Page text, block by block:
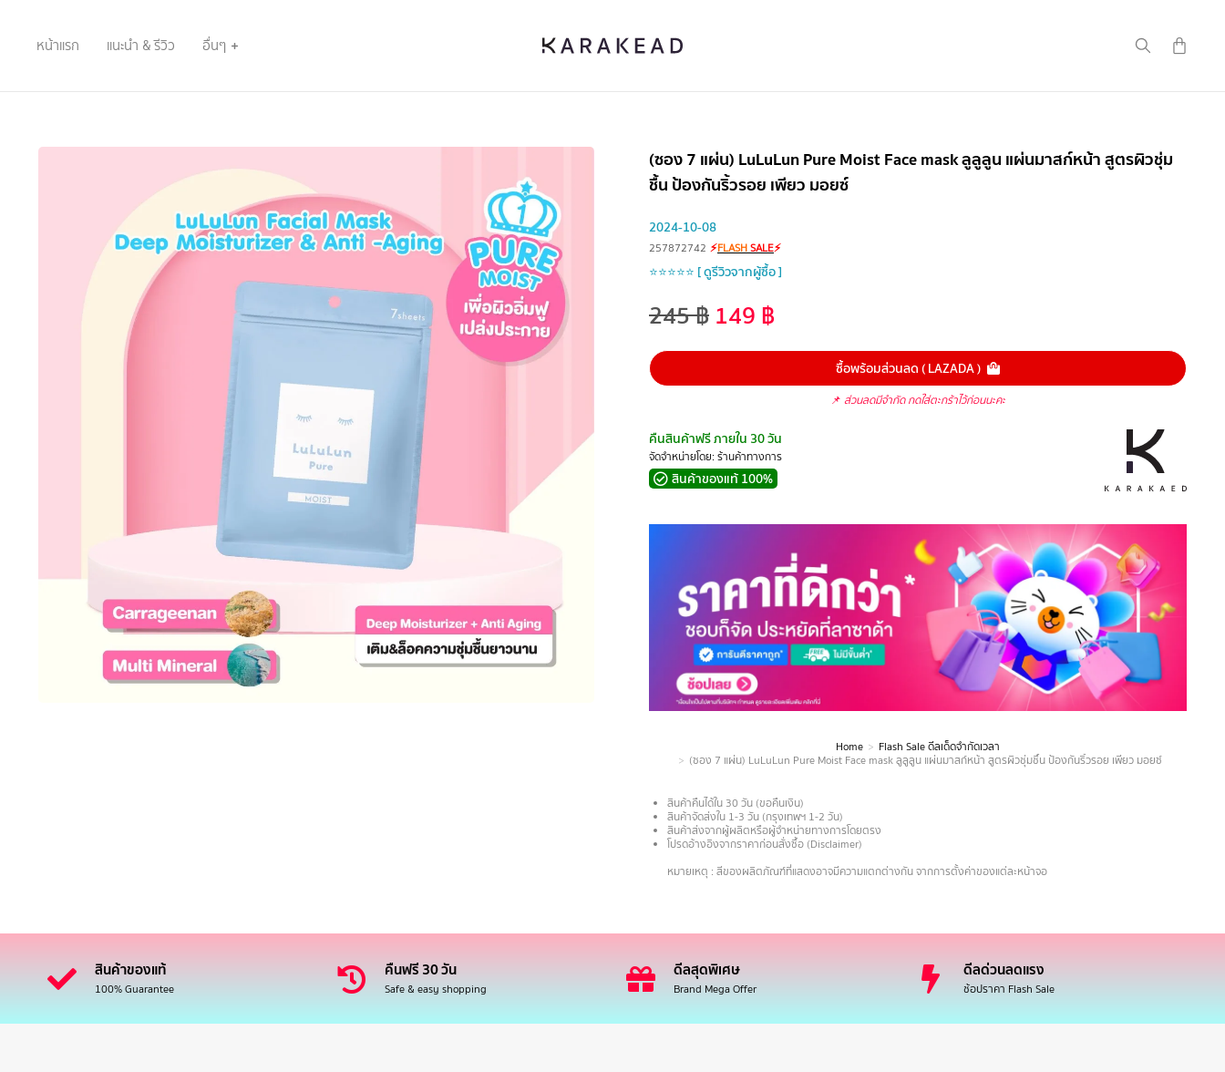
หน้าแรก แนะนำ & รีวิว อื่นๆ
(ซอง 7 แผ่น) LuLuLun Pure Moist Face mask ลูลูลูน แผ่นมาสก์หน้า สูตรผิวชุ่ม
ชื้น ป้องกันริ้วรอย เพียว มอยซ์
2024-10-08
257872742 ⚡FLASHSALE⚡
⭐⭐⭐⭐⭐ [ ดูรีวิวจากผู้ซื้อ ]
245฿149฿
ซื้อพร้อมส่วนลด ( LAZADA )
📌 ส่วนลดมีจำกัด กดใส่ตะกร้าไว้ก่อนนะคะ
คืนสินค้าฟรี ภายใน 30 วัน
จัดจำหน่ายโดย: ร้านค้าทางการ
สินค้าของแท้ 100%
Home
Flash Sale ดีลเด็ดจำกัดเวลา
(ซอง 7 แผ่น) LuLuLun Pure Moist Face mask ลูลูลูน แผ่นมาสก์หน้า สูตรผิวชุ่มชื้น ป้องกันริ้วรอย เพียว มอยซ์
สินค้าคืนได้ใน 30 วัน (ขอคืนเงิน)
สินค้าจัดส่งใน 1-3 วัน (กรุงเทพฯ 1-2 วัน)
สินค้าส่งจากผู้ผลิตหรือผู้จำหน่ายทางการโดยตรง
โปรดอ้างอิงจากราคาก่อนสั่งซื้อ (Disclaimer)
หมายเหตุ : สีของผลิตภัณฑ์ที่แสดงอาจมีความแตกต่างกัน จากการตั้งค่าของแต่ละหน้าจอ
สินค้าของแท้
100% Guarantee
คืนฟรี 30 วัน
Safe & easy shopping
ดีลสุดพิเศษ
Brand Mega Offer
ดีลด่วนลดแรง
ช้อปราคา Flash Sale